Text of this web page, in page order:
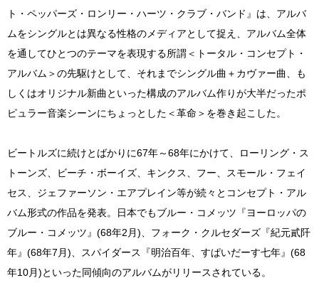
ト・ペッパーズ・ロンリー・ハーツ・クラブ・バンド』は、アルバ
ムをシングルとは異なる性格のメディアとして捉え、アルバム全体
を通してひとつのテーマを表現する所謂＜トータル・コンセプト・
アルバム＞の先駆けとして、それまでシングル曲＋カヴァー曲、も
しくはオリジナル新曲といった構成のアルバム作りが大半だったポ
ピュラー音楽シーンにちょっとした＜革命＞を巻き起こした。
ビートルズに続けとばかりに67年～68年にかけて、ローリング・ス
トーンズ、ビーチ・ボーイズ、キンクス、フー、スモール・フェイ
セス、ジェファーソン・エアプレイン等が続々とコンセプト・アル
バム形式の作品を発表。日本でもブルー・コメッツ『ヨーロッパの
ブルー・コメッツ』(68年2月)、フォーク・クルセダーズ『紀元貳阡
年』(68年7月)、スパイダース『明治百年、すぱいだーす七年』(68
年10月)といった同傾向のアルバムがリリースされている。